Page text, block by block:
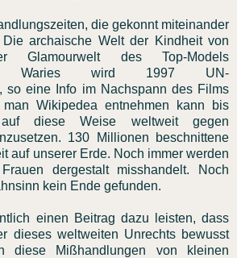
die gekonnt miteinander
archaische Welt der Kindheit von
Glamourwelt des Top-Models
Waries wird 1997 UN-
so eine Info im Nachspann des Films
Wikipedea entnehmen kann bis
diese Weise weltweit gegen
130 Millionen beschnittene
auf unserer Erde. Noch immer werden
dergestalt misshandelt. Noch
kein Ende gefunden.
einen Beitrag dazu leisten, dass
dieses weltweiten Unrechts bewusst
diese Mißhandlungen von kleinen